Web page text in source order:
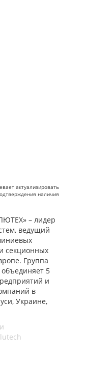
актуализировать
наличия
– лидер
ведущий
секционных
Группа
5
и
в
Украине,